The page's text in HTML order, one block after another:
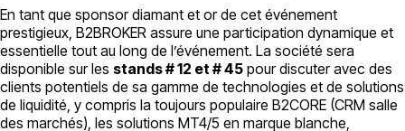
En tant que sponsor diamant et or de cet événement
prestigieux, B2BROKER assure une participation dynamique et
essentielle tout au long de l’événement. La société sera
disponible sur les stands # 12 et # 45 pour discuter avec des
clients potentiels de sa gamme de technologies et de solutions
de liquidité, y compris la toujours populaire B2CORE (CRM salle
des marchés), les solutions MT4/5 en marque blanche,